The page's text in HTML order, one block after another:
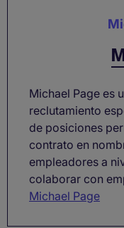
Michael Page es
reclutamiento
de posiciones
contrato en
empleadores a
colaborar con
Michael Page